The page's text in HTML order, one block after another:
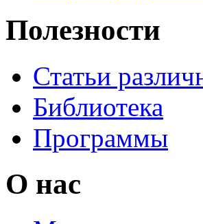
Полезности
Статьи
Библиотека
Программы
О нас